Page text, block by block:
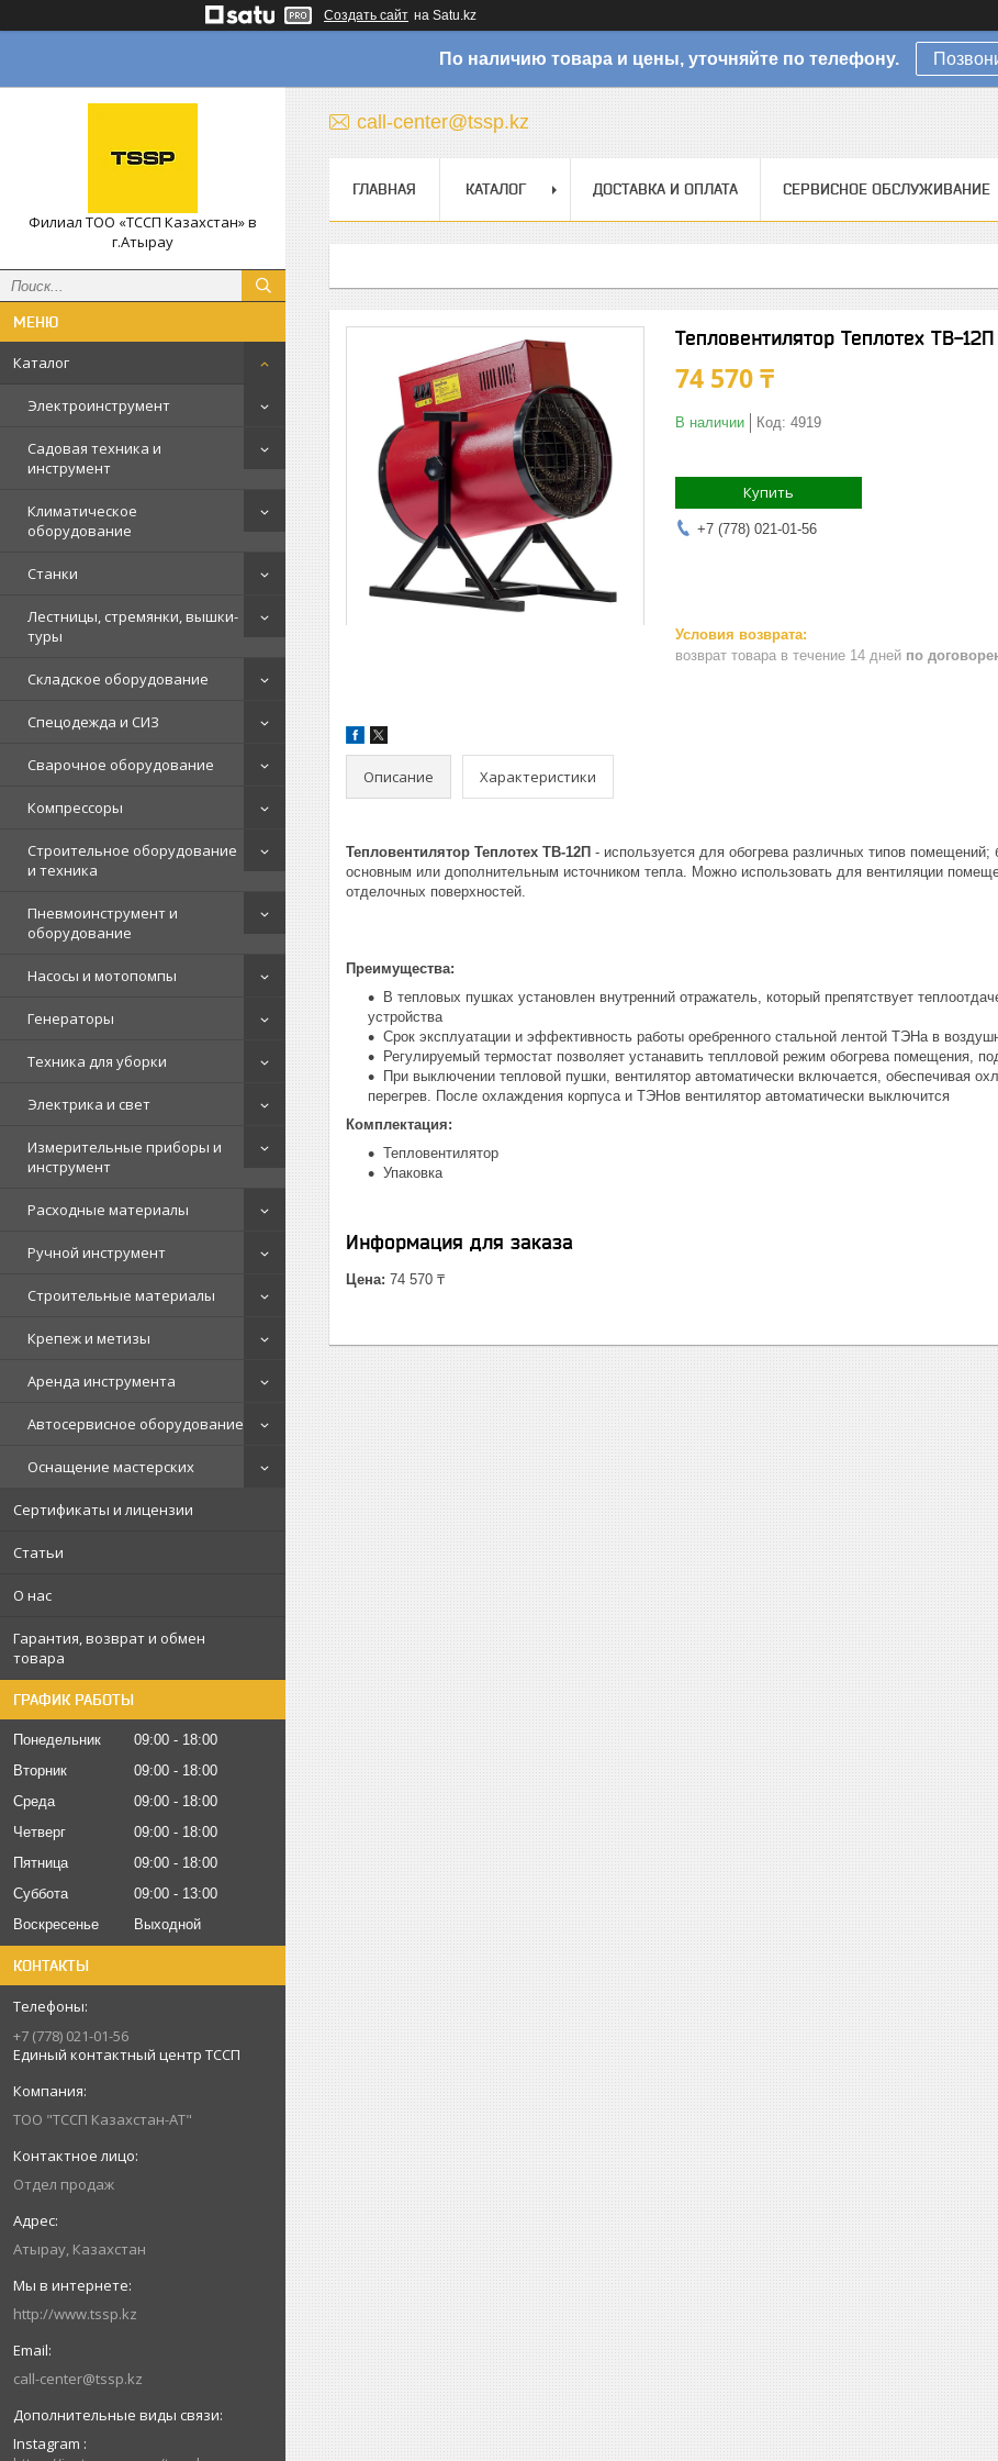
Создать сайт на Satu.kz
По наличию товара и цены, уточняйте по телефону.
Филиал ТОО «ТССП Казахстан» в
г.Атырау
Каталог
Электроинструмент
Садовая техника и
инструмент
Климатическое
оборудование
Станки
Лестницы, стремянки, вышки-
туры
Складское оборудование
Спецодежда и СИЗ
Сварочное оборудование
Компрессоры
Строительное оборудование
и техника
Пневмоинструмент и
оборудование
Насосы и мотопомпы
Генераторы
Техника для уборки
Электрика и свет
Измерительные приборы и
инструмент
Расходные материалы
Ручной инструмент
Строительные материалы
Крепеж и метизы
Аренда инструмента
Автосервисное оборудование
Оснащение мастерских
Сертификаты и лицензии
Статьи
О нас
Гарантия, возврат и обмен
товара
ГРАФИК РАБОТЫ
Понедельник 09:00
18:00
Вторник
09:00
18:00
Среда
09:00
18:00
Четверг
09:00
18:00
Пятница
09:00
18:00
Суббота
09:00
13:00
Воскресенье
Выходной
КОНТАКТЫ
+7 (778) 021-01-56
Единый контактный центр ТССП
ТОО "ТССП Казахстан-АТ"
Отдел продаж
Атырау, Казахстан
http://www.tssp.kz
call-center@tssp.kz
Instagram
call-center@tssp.kz
ГЛАВНАЯ КАТАЛОГ ДОСТАВКА И ОПЛАТА СЕРВИСНОЕ ОБСЛУЖИВАНИЕ
Тепловентилятор Теплотех ТВ-12П
74 570 ₸
В наличии Код: 4919
Купить
+7 (778) 021-01-56
возврат товара в течение 14 дней по
Описание Характеристики
Тепловентилятор Теплотех ТВ-12П​ - используется для обогрева различных типов
основным или дополнительным источником тепла. Можно использовать для вентиляции
отделочных поверхностей.
Преимущества:
В тепловых пушках установлен внутренний отражатель, который препятствует
устройства
Срок эксплуатации и эффективность работы оребренного стальной лентой ТЭНа в
Регулируемый термостат позволяет устанавить теплловой режим обогрева помещения,
При выключении тепловой пушки, вентилятор автоматически включается, обеспечивая
перегрев. После охлаждения корпуса и ТЭНов вентилятор автоматически выключится
Комплектация:
Тепловентилятор
Упаковка
Информация для заказа
Цена: 74 570 ₸